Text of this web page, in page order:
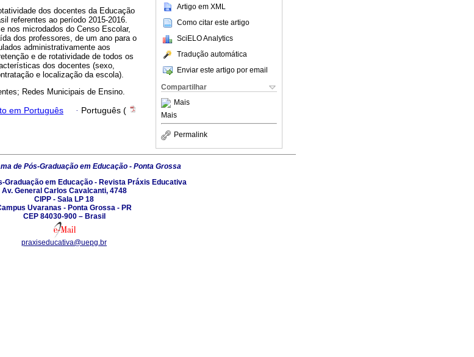
Artigo em XML
Como citar este artigo
SciELO Analytics
Tradução automática
Enviar este artigo por email
Compartilhar
Mais
Mais
Permalink
dos docentes da Educação
referentes ao período 2015-2016.
nos microdados do Censo Escolar,
dos professores, de um ano para o
administrativamente aos
e de rotatividade de todos os
dos docentes (sexo,
e localização da escola).
Redes Municipais de Ensino.
em Português · Português (
de Pós-Graduação em Educação - Ponta Grossa
Graduação em Educação - Revista Práxis Educativa
Av. General Carlos Cavalcanti, 4748
CIPP - Sala LP 18
Uvaranas - Ponta Grossa - PR
CEP 84030-900 – Brasil
praxiseducativa@uepg.br